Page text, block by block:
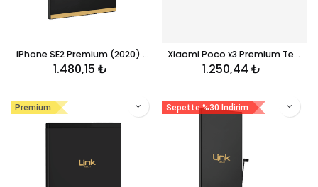
iPhone SE2 Premium (2020) Telefon Bataryası 2200 mAh
1.480,15 ₺
Xiaomi Poco x3 Premium Telefon Bataryası 5160mAh (BN57)
1.250,44 ₺
Premium Sepette %30 İndirim